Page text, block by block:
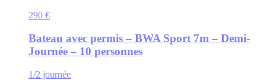
290 €
Bateau avec permis – BWA Sport 7m – Demi-
Journée – 10 personnes
1/2 journée